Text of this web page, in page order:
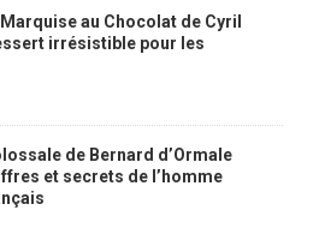
au Chocolat de Cyril
irrésistible pour les
de Bernard d’Ormale
et secrets de l’homme